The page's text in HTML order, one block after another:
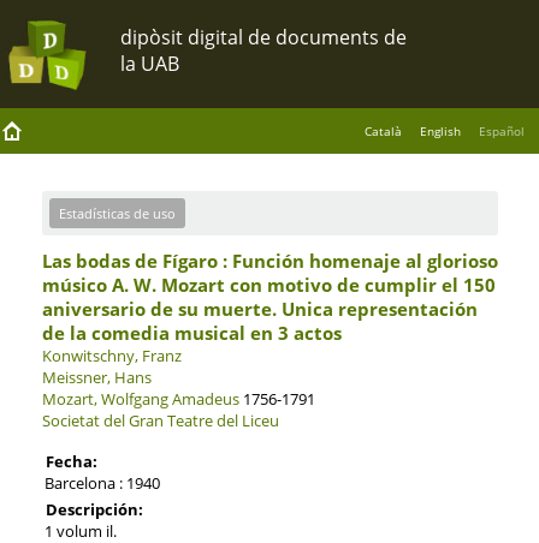
Català English Español
Estadísticas de uso
Las bodas de Fígaro : Función homenaje al glorioso
músico A. W. Mozart con motivo de cumplir el 150
aniversario de su muerte. Unica representación
de la comedia musical en 3 actos
Konwitschny, Franz
Meissner, Hans
Mozart, Wolfgang Amadeus1756-1791
Societat del Gran Teatre del Liceu
Fecha:
Barcelona : 1940
Descripción:
1 volum il.